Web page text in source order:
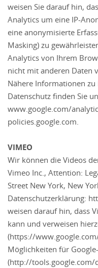
weisen Sie darauf hin,
Analytics um eine IP-
eine anonymisierte
Masking) zu
Analytics von Ihrem
nicht mit anderen Daten
Nähere Informationen
Datenschutz finden Sie
www.google.com/
policies.google.com.
VIMEO
Wir können die Videos
Vimeo Inc., Attention:
Street New York, New
Datenschutzerklärung:
weisen darauf hin, dass
kann und verweisen
(https://
Möglichkeiten für
(http://tools.google.com/